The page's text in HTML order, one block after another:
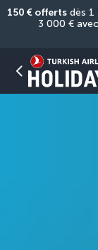
150 € offerts dès 1
3 000 € avec